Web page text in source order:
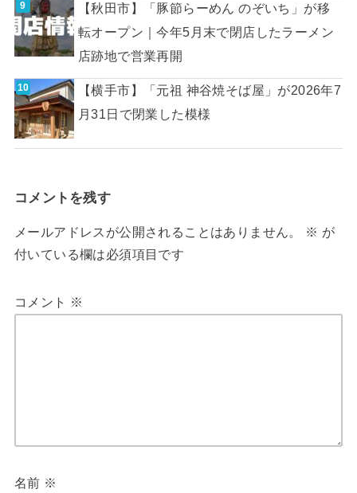
【秋田市】「豚節らーめん のぞいち」が移
転オープン｜今年5月末で閉店したラーメン
店跡地で営業再開
【横手市】「元祖 神谷焼そば屋」が2026年7
月31日で閉業した模様
コメントを残す
メールアドレスが公開されることはありません。 ※ が
付いている欄は必須項目です
コメント ※
名前 ※